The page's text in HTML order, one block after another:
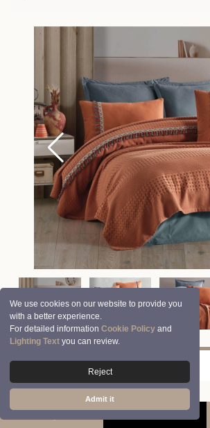
We use cookies on our website to provide you
with a better experience.
For detailed informationCookie Policy and
Lighting Text you can review.
Reject
Admit it
© 2026 Clasy | Aran Tekstil San. ve Tic. A.Ş.